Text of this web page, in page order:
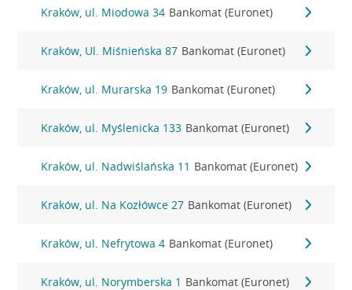
Kraków, ul. Miodowa 34 Bankomat (Euronet)
Kraków, Ul. Miśnieńska 87 Bankomat (Euronet)
Kraków, ul. Murarska 19 Bankomat (Euronet)
Kraków, ul. Myślenicka 133 Bankomat (Euronet)
Kraków, ul. Nadwiślańska 11 Bankomat (Euronet)
Kraków, ul. Na Kozłówce 27 Bankomat (Euronet)
Kraków, ul. Nefrytowa 4 Bankomat (Euronet)
Kraków, ul. Norymberska 1 Bankomat (Euronet)